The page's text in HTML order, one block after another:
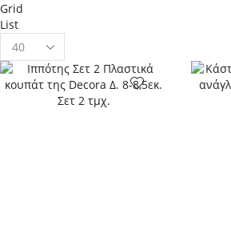
Grid
List
Products
per
page